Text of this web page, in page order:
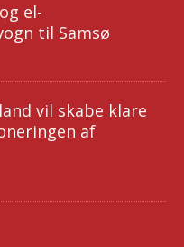
el-
til Samsø
vil skabe klare
af